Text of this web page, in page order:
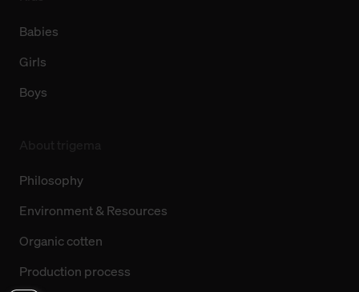
Babies
Girls
Boys
Philosophy
Environment & Resources
Organic cotten
Production process